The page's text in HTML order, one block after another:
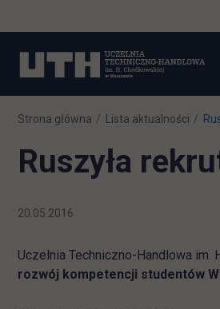
Strona główna Lista aktualności
Ruszyła
20.05.2016
Uczelnia Techniczno-Handlowa im.
rozwój kompetencji studentów